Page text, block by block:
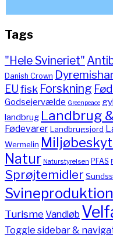
Tags
"Hele Svineriet"
Danish Crown
EUfisk Forskning
Godsejervælde Greenpeace
landbrug Landbrug
FødevarerLandbrugsjord
Wermelin
Natur Naturstyrelsen PFAS
Sprøjtemidler
Svineproduktion
TurismeVandløb
Toggle sidebar &